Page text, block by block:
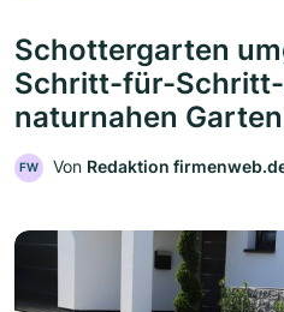
Schottergarten
Schritt-für-
naturnahen Garten
FW Von Redaktion